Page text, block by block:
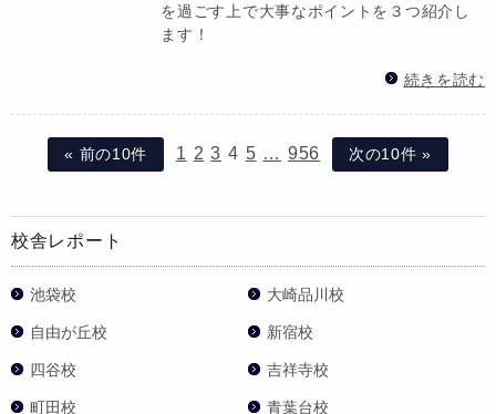
を過ごす上で大事なポイントを３つ紹介し
ます！
続きを読む
« 前の10件 1 2 3 4 5 … 956 次の10件 »
校舎レポート
池袋校 大崎品川校
自由が丘校 新宿校
四谷校 吉祥寺校
町田校 青葉台校